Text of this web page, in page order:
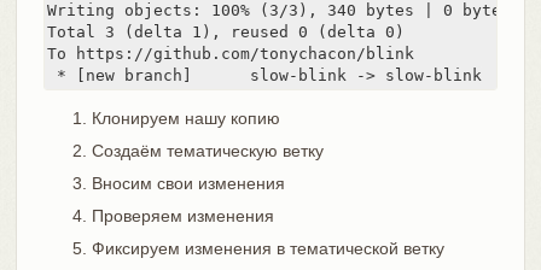
Writing objects: 100% (3/3), 340 bytes | 0 bytes/s,
Total 3 (delta 1), reused 0 (delta 0)
To https://github.com/tonychacon/blink
* [new branch]      slow-blink -> slow-blink
Клонируем нашу копию
Создаём тематическую ветку
Вносим свои изменения
Проверяем изменения
Фиксируем изменения в тематической ветку